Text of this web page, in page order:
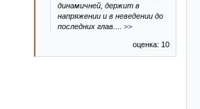
динамичней, держит в
напряжении и в неведении до
последних глав.
>>
оценка: 10